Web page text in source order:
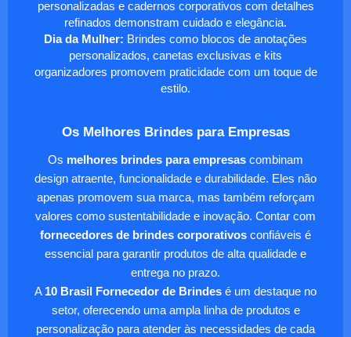
personalizadas e cadernos corporativos com detalhes
refinados demonstram cuidado e elegância.
Dia da Mulher: Brindes como blocos de anotações
personalizados, canetas exclusivas e kits
organizadores promovem praticidade com um toque de
estilo.
Os Melhores Brindes para Empresas
Os melhores brindes para empresas combinam
design atraente, funcionalidade e durabilidade. Eles não
apenas promovem sua marca, mas também reforçam
valores como sustentabilidade e inovação. Contar com
fornecedores de brindes corporativos confiáveis é
essencial para garantir produtos de alta qualidade e
entrega no prazo.
A 10 Brasil Fornecedor de Brindes é um destaque no
setor, oferecendo uma ampla linha de produtos e
personalização para atender às necessidades de cada